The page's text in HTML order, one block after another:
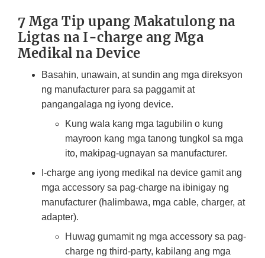
7 Mga Tip upang Makatulong na
Ligtas na I-charge ang Mga
Medikal na Device
Basahin, unawain, at sundin ang mga direksyon
ng manufacturer para sa paggamit at
pangangalaga ng iyong device.
Kung wala kang mga tagubilin o kung
mayroon kang mga tanong tungkol sa mga
ito, makipag-ugnayan sa manufacturer.
I-charge ang iyong medikal na device gamit ang
mga accessory sa pag-charge na ibinigay ng
manufacturer (halimbawa, mga cable, charger, at
adapter).
Huwag gumamit ng mga accessory sa pag-
charge ng third-party, kabilang ang mga